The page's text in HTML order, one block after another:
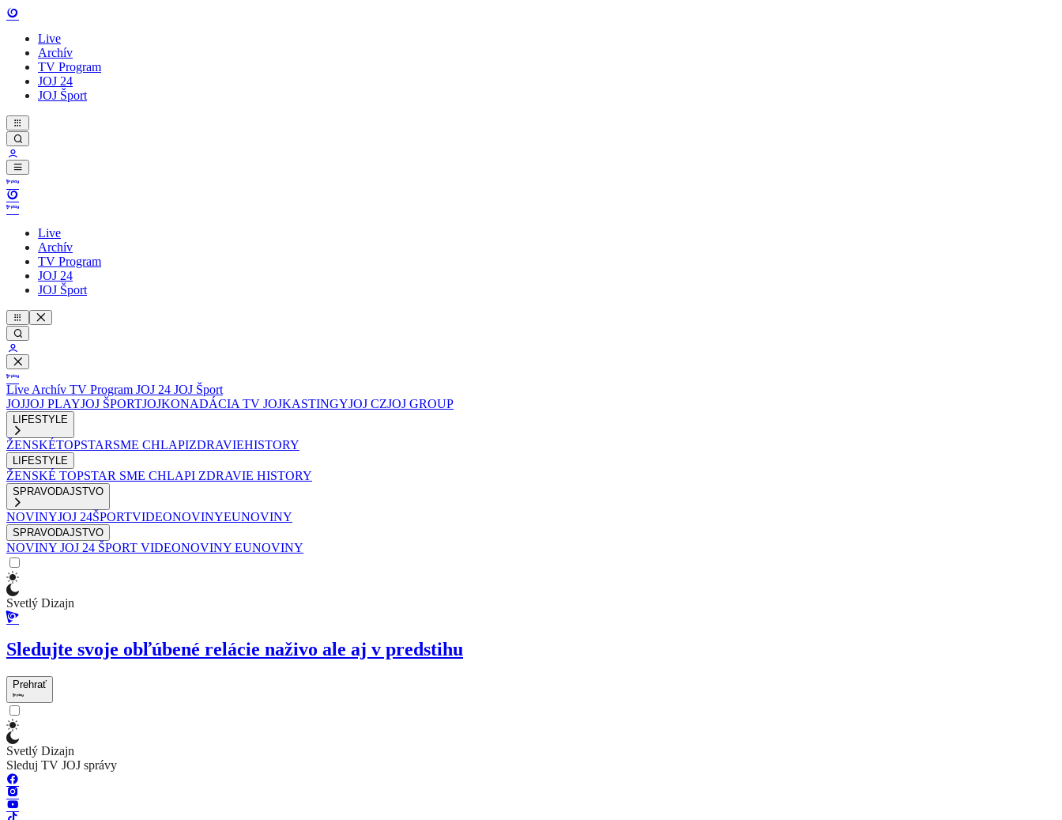
Live
Archív
TV Program
JOJ 24
JOJ Šport
Live
Archív
TV Program
JOJ 24
JOJ Šport
Live Archív TV Program JOJ 24 JOJ Šport
JOJJOJ PLAYJOJ ŠPORTJOJKONADÁCIA TV JOJKASTINGYJOJ CZJOJ GROUP
LIFESTYLE
ŽENSKÉTOPSTARSME CHLAPIZDRAVIEHISTORY
LIFESTYLE
ŽENSKÉ TOPSTAR SME CHLAPI ZDRAVIE HISTORY
SPRAVODAJSTVO
NOVINYJOJ 24ŠPORTVIDEONOVINYEUNOVINY
SPRAVODAJSTVO
NOVINY JOJ 24 ŠPORT VIDEONOVINY EUNOVINY
Svetlý Dizajn
Sledujte svoje obľúbené relácie naživo ale aj v predstihu
Prehrať
Svetlý Dizajn
Sleduj TV JOJ správy